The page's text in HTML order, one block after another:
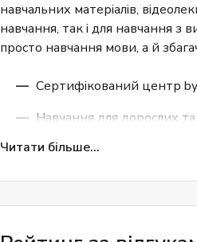
навчальних матеріалів,
навчання, так і для навчання з
просто навчання мови, а й
Сертифікований центр by
Навчання для дорослих та
Навчання онлайн по всьому
Навчання за
Читати більше...